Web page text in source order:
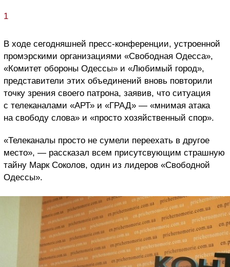
1
В ходе сегодняшней пресс-конференции, устроенной
промэрскими организациями «Свободная Одесса»,
«Комитет обороны Одессы» и «Любимый город»,
представители этих объединений вновь повторили
точку зрения своего патрона, заявив, что ситуация
с телеканалами «АРТ» и «ГРАД» — «мнимая атака
на свободу слова» и «просто хозяйственный спор».
«Телеканалы просто не сумели переехать в другое
место», — рассказал всем присутсвующим страшную
тайну Марк Соколов, один из лидеров «Свободной
Одессы».